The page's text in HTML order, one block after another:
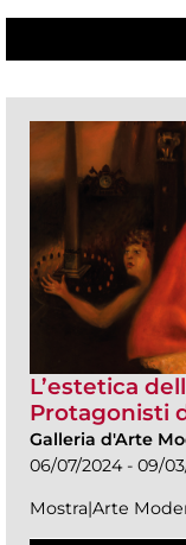
L’estetica
Protagonisti
Galleria d'Arte
06/07/2024 - 09/
Mostra|Arte